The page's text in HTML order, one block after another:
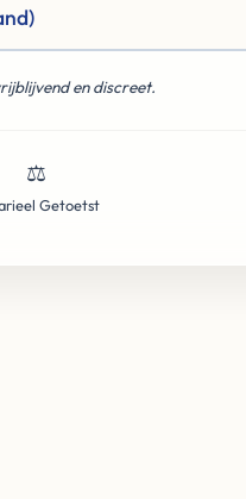
en discreet.
⚖️
Getoetst